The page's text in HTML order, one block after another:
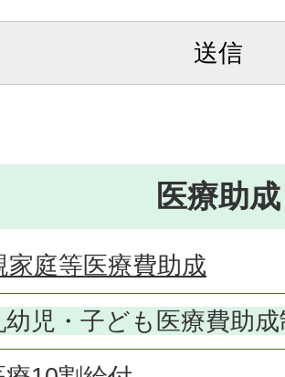
医療助成
家庭等医療費助成
幼児・子ども医療費助